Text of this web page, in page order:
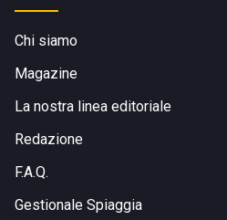
Chi siamo
Magazine
La nostra linea editoriale
Redazione
F.A.Q.
Gestionale Spiaggia